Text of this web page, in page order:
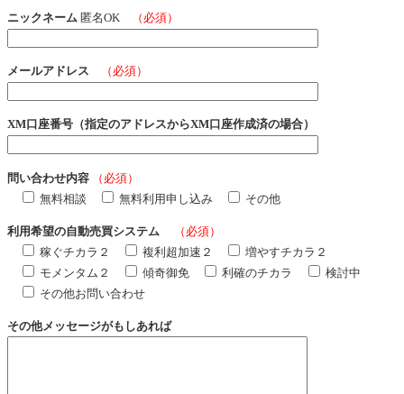
ニックネーム 匿名OK （必須）
メールアドレス （必須）
XM口座番号（指定のアドレスからXM口座作成済の場合）
問い合わせ内容
（必須）
無料相談
無料利用申し込み その他
利用希望の自動売買システム
（必須）
稼ぐチカラ２
複利超加速２
増やすチカラ２
モメンタム２
傾奇御免 利確のチカラ
検討中
その他お問い合わせ
その他メッセージがもしあれば